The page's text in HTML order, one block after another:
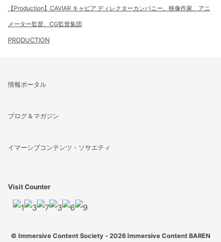
【Production】CAVIAR キャビア ディレクターカンパニー。映像作家、アニ
メーター監督、CG監督集団
PRODUCTION
情報ポータル
ブログ＆マガジン
イマーシブコンテンツ・ソサエティ
Visit Counter
© Immersive Content Society - 2026 Immersive Content BAREN